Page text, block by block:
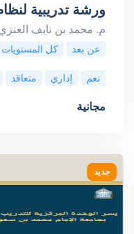
ورشة تدريبية
م. محمد بن نايف
عن بعد كل المستويات
نعم إداري متعاقد
مجانية
جديد